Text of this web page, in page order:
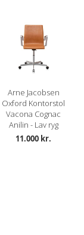
Arne Jacobsen
Oxford Kontorstol
Vacona Cognac
Anilin - Lav ryg
11.000 kr.